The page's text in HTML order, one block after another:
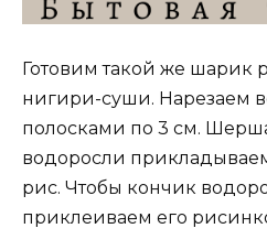
Готовим такой же шарик
нигири-суши. Нарезаем
полосками по 3 см.
водоросли
рис. Чтобы кончик
приклеиваем его